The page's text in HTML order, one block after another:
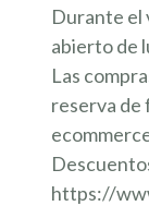
Durante el
abierto de
Las
reserva de
https://